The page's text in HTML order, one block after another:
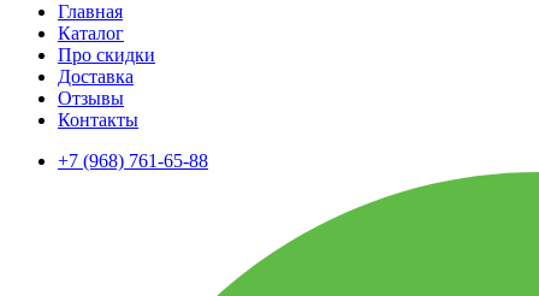
Главная
Каталог
Про скидки
Доставка
Отзывы
Контакты
+7 (968) 761-65-88